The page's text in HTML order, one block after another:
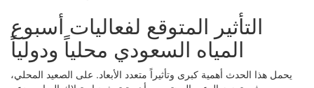
التأثير المتوقع لفعاليات أسبوع
المياه السعودي محلياً ودولياً
يحمل هذا الحدث أهمية كبرى وتأثيراً متعدد الأبعاد. على الصعيد المحلي،